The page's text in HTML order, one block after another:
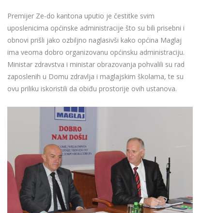
Premijer Ze-do kantona uputio je čestitke svim
uposlenicima općinske administracije što su bili prisebni i
obnovi prišli jako ozbiljno naglasivši kako općina Maglaj
ima veoma dobro organizovanu općinsku administraciju.
Ministar zdravstva i ministar obrazovanja pohvalili su rad
zaposlenih u Domu zdravlja i maglajskim školama, te su
ovu priliku iskoristili da obiđu prostorije ovih ustanova.